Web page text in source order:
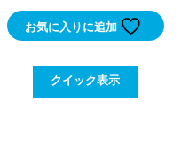
お気に入りに追加
クイック表示